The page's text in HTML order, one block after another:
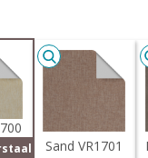
Sand VR1701